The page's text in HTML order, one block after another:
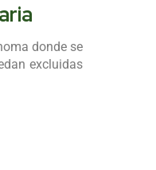
donde se
excluidas